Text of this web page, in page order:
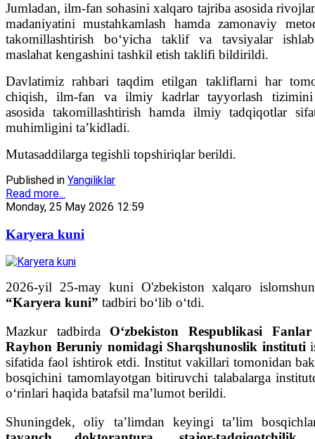
Jumladan, ilm-fan sohasini xalqaro tajriba asosida
madaniyatini mustahkamlash hamda zamonaviy
takomillashtirish boʻyicha taklif va tavsiyalar
maslahat kengashini tashkil etish taklifi bildirildi.
Davlatimiz rahbari taqdim etilgan takliflarni har
chiqish, ilm-fan va ilmiy kadrlar tayyorlash tizimini
asosida takomillashtirish hamda ilmiy tadqiqotlar
muhimligini taʼkidladi.
Mutasaddilarga tegishli topshiriqlar berildi.
Published in Yangiliklar
Read more...
Monday, 25 May 2026 12:59
Karyera kuni
2026-yil 25-may kuni O'zbekiston xalqaro
“Karyera kuni” tadbiri bo‘lib o‘tdi.
Mazkur tadbirda O‘zbekiston Respublikasi
Rayhon Beruniy nomidagi Sharqshunoslik instituti
sifatida faol ishtirok etdi. Institut vakillari tomonidan
bosqichini tamomlayotgan bitiruvchi talabalarga
o‘rinlari haqida batafsil ma’lumot berildi.
Shuningdek, oliy ta’limdan keyingi ta’lim